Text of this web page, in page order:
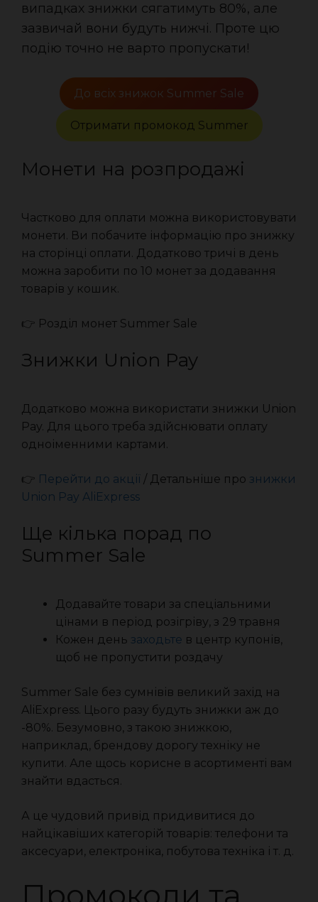
випадках знижки сягатимуть 80%, але
зазвичай вони будуть нижчі. Проте цю
подію точно не варто пропускати!
До всіх знижок Summer Sale
Отримати промокод Summer
Монети на розпродажі
Частково для оплати можна використовувати
монети. Ви побачите інформацію про знижку
на сторінці оплати. Додатково тричі в день
можна заробити по 10 монет за додавання
товарів у кошик.
👉 Розділ монет Summer Sale
Знижки Union Pay
Додатково можна використати знижки Union
Pay. Для цього треба здійснювати оплату
одноіменними картами.
👉 Перейти до акції / Детальніше про знижки
Union Pay AliExpress
Ще кілька порад по
Summer Sale
Додавайте товари за спеціальними
цінами в період розігріву, з 29 травня
Кожен день заходьте в центр купонів,
щоб не пропустити роздачу
Summer Sale без сумнівів великий захід на
AliExpress. Цього разу будуть знижки аж до
-80%. Безумовно, з такою знижкою,
наприклад, брендову дорогу техніку не
купити. Але щось корисне в асортименті вам
знайти вдасться.
А це чудовий привід придивитися до
найцікавіших категорій товарів: телефони та
аксесуари, електроніка, побутова техніка і т. д.